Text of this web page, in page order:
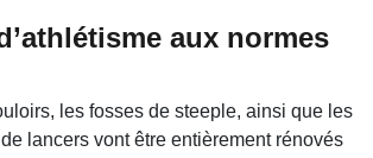
aux normes
les fosses de steeple, ainsi que les
lancers vont être entièrement rénovés